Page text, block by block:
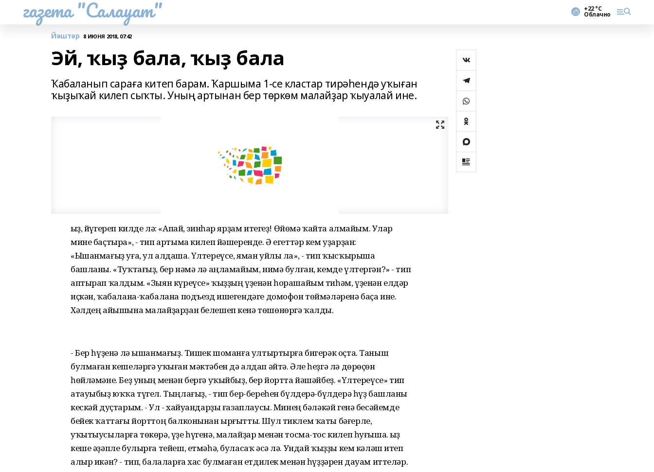
газета "Салауат" +22 °С
Облачно
Йәштәр 8 ИЮНЯ 2018, 07:42
Эй, ҡыҙ бала, ҡыҙ бала
Ҡабаланып сараға китеп барам. Ҡаршыма 1-се кластар тирәһендә уҡыған
ҡыҙыҡай килеп сыҡты. Уның артынан бер төркөм малайҙар ҡыуалай ине.
Ҡыҙ, йүгереп килде лә: «Апай, зинһар ярҙам итегеҙ! Өйөмә ҡайта алмайым. Улар
мине баҫтыра», - тип артыма килеп йәшеренде. Ә егеттәр кем уҙарҙан:
«Ышанмағыҙ уға, ул алдаша. Үлтереүсе, яман уйлы ла», - тип ҡысҡырыша
башланы. «Туҡтағыҙ, бер нәмә лә аңламайым, нимә булған, кемде үлтергән?» - тип
аптырап ҡалдым. «Зыян күреүсе» ҡыҙҙың үҙенән һорашайым тиһәм, үҙенән елдәр
иҫкән, ҡабалана-ҡабалана подъезд ишегендәге домофон төймәләренә баҫа ине.
Хәлдең айышына малайҙарҙан белешеп кенә төшөнөргә ҡалды.
- Бер һүҙенә лә ышанмағыҙ. Тишек шоманға ултыртырға бигерәк оҫта. Таныш
булмаған кешеләргә уҡыған мәктәбен дә алдап әйтә. Әле һеҙгә лә дөрөҫөн
һөйләмәне. Беҙ уның менән бергә уҡыйбыҙ, бер йортта йәшәйбеҙ. «Үлтереүсе» тип
атауыбыҙ юҡҡа түгел. Тыңлағыҙ, - тип бер-береһен бүлдерә-бүлдерә һүҙ башланы
кескәй дуҫтарым. - Ул - хайуандарҙы ғазаплаусы. Минең бәләкәй генә бесәйемде
бейек ҡаттағы йорттоң балконынан ырғытты. Шул тиклем ҡаты бәғерле,
уҡытыусыларға төкөрә, үҙе һүгенә, малайҙар менән тосма-тос килеп һуғыша. Ҡыҙ
кеше әҙәпле булырға тейеш, етмәһә, буласаҡ әсә лә. Ундай ҡыҙҙы кем кәләш итеп
алыр икән? - тип, балаларға хас булмаған етдилек менән һүҙҙәрен дауам иттеләр.